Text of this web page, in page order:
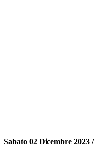
Sabato 02 Dicembre 2023 /